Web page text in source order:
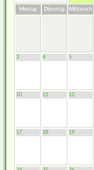
Montag Dienstag Mittwoch
3 4 5
10 11 12
17 18 19